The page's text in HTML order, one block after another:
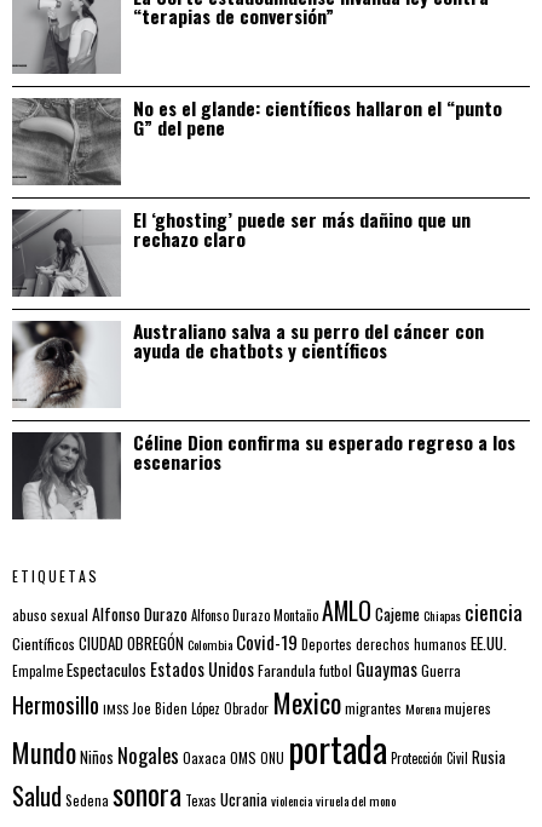
“terapias de conversión”
No es el glande: científicos hallaron el “punto
G” del pene
El ‘ghosting’ puede ser más dañino que un
rechazo claro
Australiano salva a su perro del cáncer con
ayuda de chatbots y científicos
Céline Dion confirma su esperado regreso a los
escenarios
ETIQUETAS
abuso sexual Alfonso DurazoAlfonso Durazo MontañoAMLO CajemeChiapas ciencia
Científicos CIUDAD OBREGÓNColombia Covid-19 Deportes derechos humanos EE.UU.
EmpalmeEspectaculos Estados UnidosFarandulafutbol GuaymasGuerra
Hermosillo IMSS Joe Biden López Obrador Mexicomigrantes Morenamujeres
MundoNiños Nogales Oaxaca OMS ONU portada Protección Civil Rusia
Salud Sedena sonora Texas Ucraniaviolenciaviruela del mono